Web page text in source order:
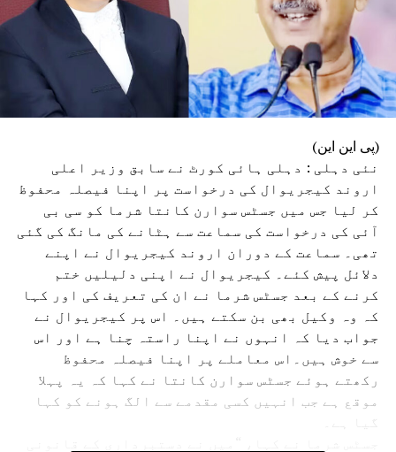
(پی این این)
نئی دہلی : دہلی ہائی کورٹ نے سابق وزیر اعلی
اروند کیجریوال کی درخواست پر اپنا فیصلہ محفوظ
کر لیا جس میں جسٹس سوارن کانتا شرما کو سی بی
آئی کی درخواست کی سماعت سے ہٹانے کی مانگ کی گئی
تھی۔ سماعت کے دوران اروند کیجریوال نے اپنے
دلائل پیش کئے۔ کیجریوال نے اپنی دلیلیں ختم
کرنے کے بعد جسٹس شرما نے ان کی تعریف کی اور کہا
کہ وہ وکیل بھی بن سکتے ہیں۔ اس پر کیجریوال نے
جواب دیا کہ انہوں نے اپنا راستہ چنا ہے اور اس
سے خوش ہیں۔اس معاملے پر اپنا فیصلہ محفوظ
رکھتے ہوئے جسٹس سوارن کانتا نے کہا کہ یہ پہلا
موقع ہے جب انہیں کسی مقدمے سے الگ ہونے کو کہا